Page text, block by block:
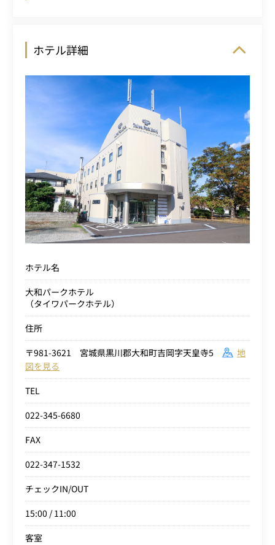
ホテル詳細
ホテル名
大和パークホテル
（タイワパークホテル）
住所
〒981-3621 宮城県黒川郡大和町吉岡字天皇寺5
地
図を見る
TEL
022-345-6680
FAX
022-347-1532
チェックIN/OUT
15:00 / 11:00
客室